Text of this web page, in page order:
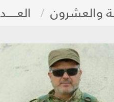
والعشرون العـــــدد